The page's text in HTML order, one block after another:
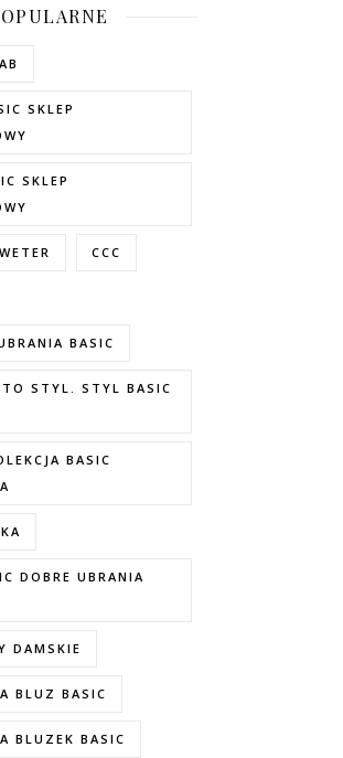
SKLEP
SKLEP
CCC
BASIC
STYL. STYL BASIC
BASIC
DOBRE UBRANIA
DAMSKIE
BLUZ BASIC
BLUZEK BASIC